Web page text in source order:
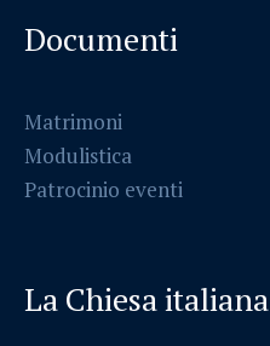
Documenti
Matrimoni
Modulistica
Patrocinio eventi
La Chiesa italiana